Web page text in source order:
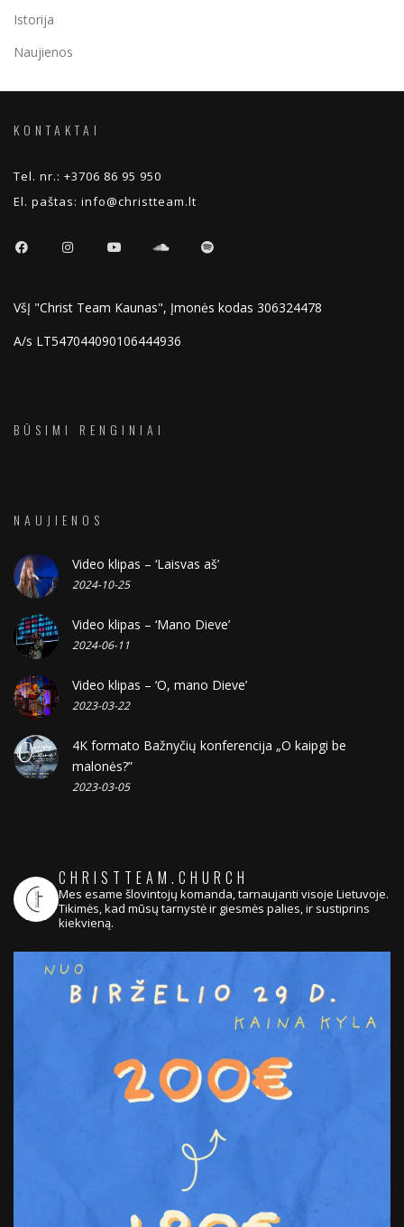
Istorija
Naujienos
KONTAKTAI
Tel. nr.: +3706 86 95 950
El. paštas: info@christteam.lt
VšĮ "Christ Team Kaunas", Įmonės kodas 306324478
A/s LT547044090106444936
BŪSIMI RENGINIAI
NAUJIENOS
Video klipas – ‘Laisvas aš’
2024-10-25
Video klipas – ‘Mano Dieve’
2024-06-11
Video klipas – ‘O, mano Dieve’
2023-03-22
4K formato Bažnyčių konferencija „O kaipgi be
malonės?”
2023-03-05
CHRISTTEAM.CHURCH
Mes esame šlovintojų komanda, tarnaujanti visoje Lietuvoje.
Tikimės, kad mūsų tarnystė ir giesmės palies, ir sustiprins
kiekvieną.